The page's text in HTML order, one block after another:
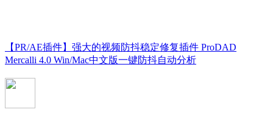
【PR/AE插件】强大的视频防抖稳定修复插件 ProDAD
Mercalli 4.0 Win/Mac中文版一键防抖自动分析